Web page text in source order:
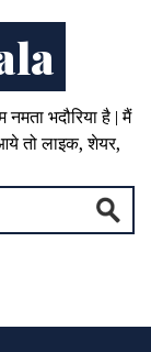
भदौरिया है | मैं
तो लाइक, शेयर,